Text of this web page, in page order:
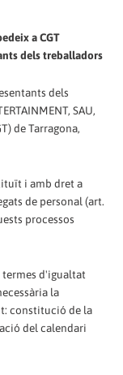
a CGT
dels treballadors
dels
SAU,
de Tarragona,
i amb dret a
de personal (art.
processos
termes d'igualtat
la
constitució de la
del calendari